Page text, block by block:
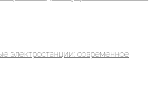
электростанции: современное